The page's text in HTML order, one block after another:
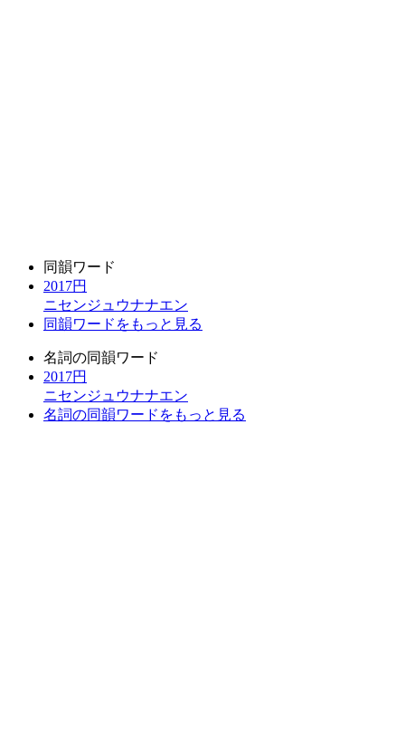
同韻ワード
2017円
ニセンジュウナナエン
同韻ワードをもっと見る
名詞の同韻ワード
2017円
ニセンジュウナナエン
名詞の同韻ワードをもっと見る